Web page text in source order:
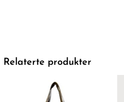
Relaterte produkter